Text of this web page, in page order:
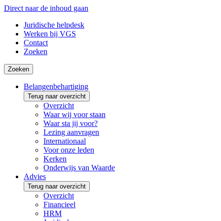
Direct naar de inhoud gaan
Juridische helpdesk
Werken bij VGS
Contact
Zoeken
Zoeken
Belangenbehartiging
Terug naar overzicht
Overzicht
Waar wij voor staan
Waar sta jij voor?
Lezing aanvragen
Internationaal
Voor onze leden
Kerken
Onderwijs van Waarde
Advies
Terug naar overzicht
Overzicht
Financieel
HRM